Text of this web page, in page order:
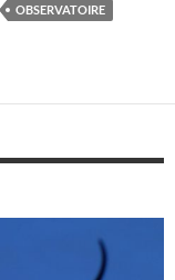
OBSERVATOIRE